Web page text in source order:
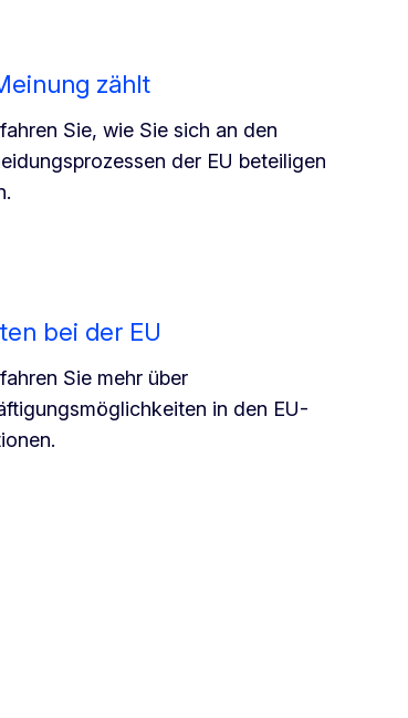
zählt
Sie, wie Sie sich an den
der EU beteiligen
bei der EU
Sie mehr über
in den EU-